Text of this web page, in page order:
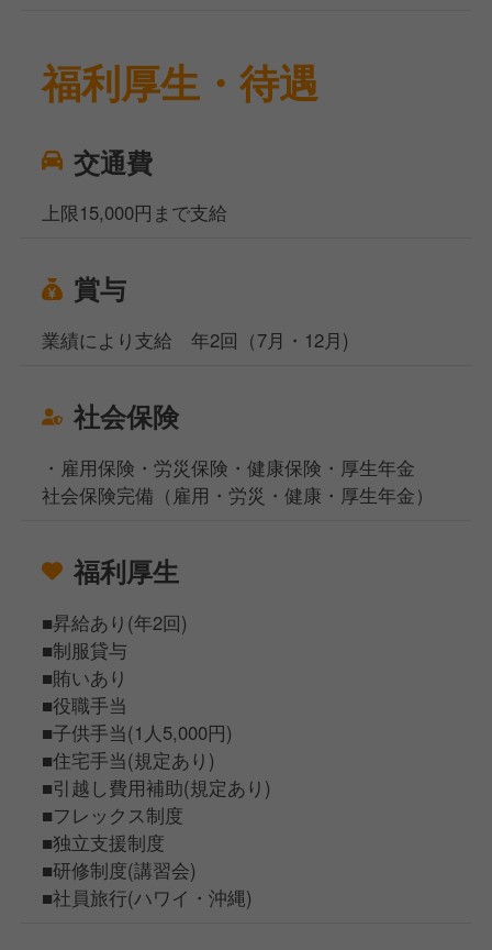
福利厚生・待遇
交通費
上限15,000円まで支給
賞与
業績により支給 年2回（7月・12月)
社会保険
・雇用保険・労災保険・健康保険・厚生年金
社会保険完備（雇用・労災・健康・厚生年金）
福利厚生
■昇給あり(年2回)
■制服貸与
■賄いあり
■役職手当
■子供手当(1人5,000円)
■住宅手当(規定あり)
■引越し費用補助(規定あり)
■フレックス制度
■独立支援制度
■研修制度(講習会)
■社員旅行(ハワイ・沖縄)